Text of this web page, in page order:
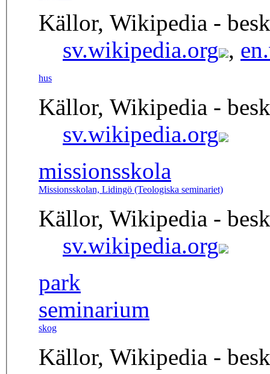
Källor, Wikipedia -
sv.wikipedia.org ,
hus
Källor, Wikipedia -
sv.wikipedia.org
missionsskola
Missionsskolan, Lidingö (Teologiska seminariet)
Källor, Wikipedia -
sv.wikipedia.org
park
seminarium
skog
Källor, Wikipedia -